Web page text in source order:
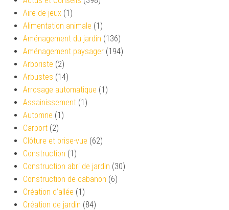
Aire de jeux (1)
Alimentation animale (1)
Aménagement du jardin (136)
Aménagement paysager (194)
Arboriste (2)
Arbustes (14)
Arrosage automatique (1)
Assainissement (1)
Automne (1)
Carport (2)
Clôture et brise-vue (62)
Construction (1)
Construction abri de jardin (30)
Construction de cabanon (6)
Création d’allée (1)
Création de jardin (84)